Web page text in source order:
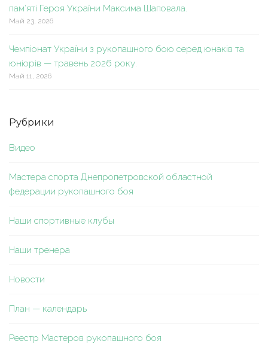
пам’яті Героя України Максима Шаповала.
Май 23, 2026
Чемпіонат України з рукопашного бою серед юнаків та
юніорів — травень 2026 року.
Май 11, 2026
Рубрики
Видео
Мастера спорта Днепропетровской областной
федерации рукопашного боя
Наши спортивные клубы
Наши тренера
Новости
План — календарь
Реестр Мастеров рукопашного боя